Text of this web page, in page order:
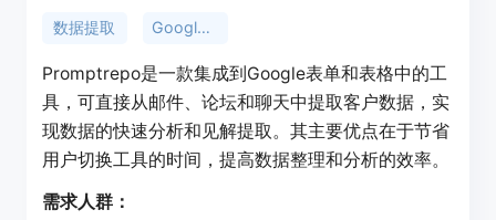
数据提取 Google集成
Promptrepo是一款集成到Google表单和表格中的工
具，可直接从邮件、论坛和聊天中提取客户数据，实
现数据的快速分析和见解提取。其主要优点在于节省
用户切换工具的时间，提高数据整理和分析的效率。
需求人群：